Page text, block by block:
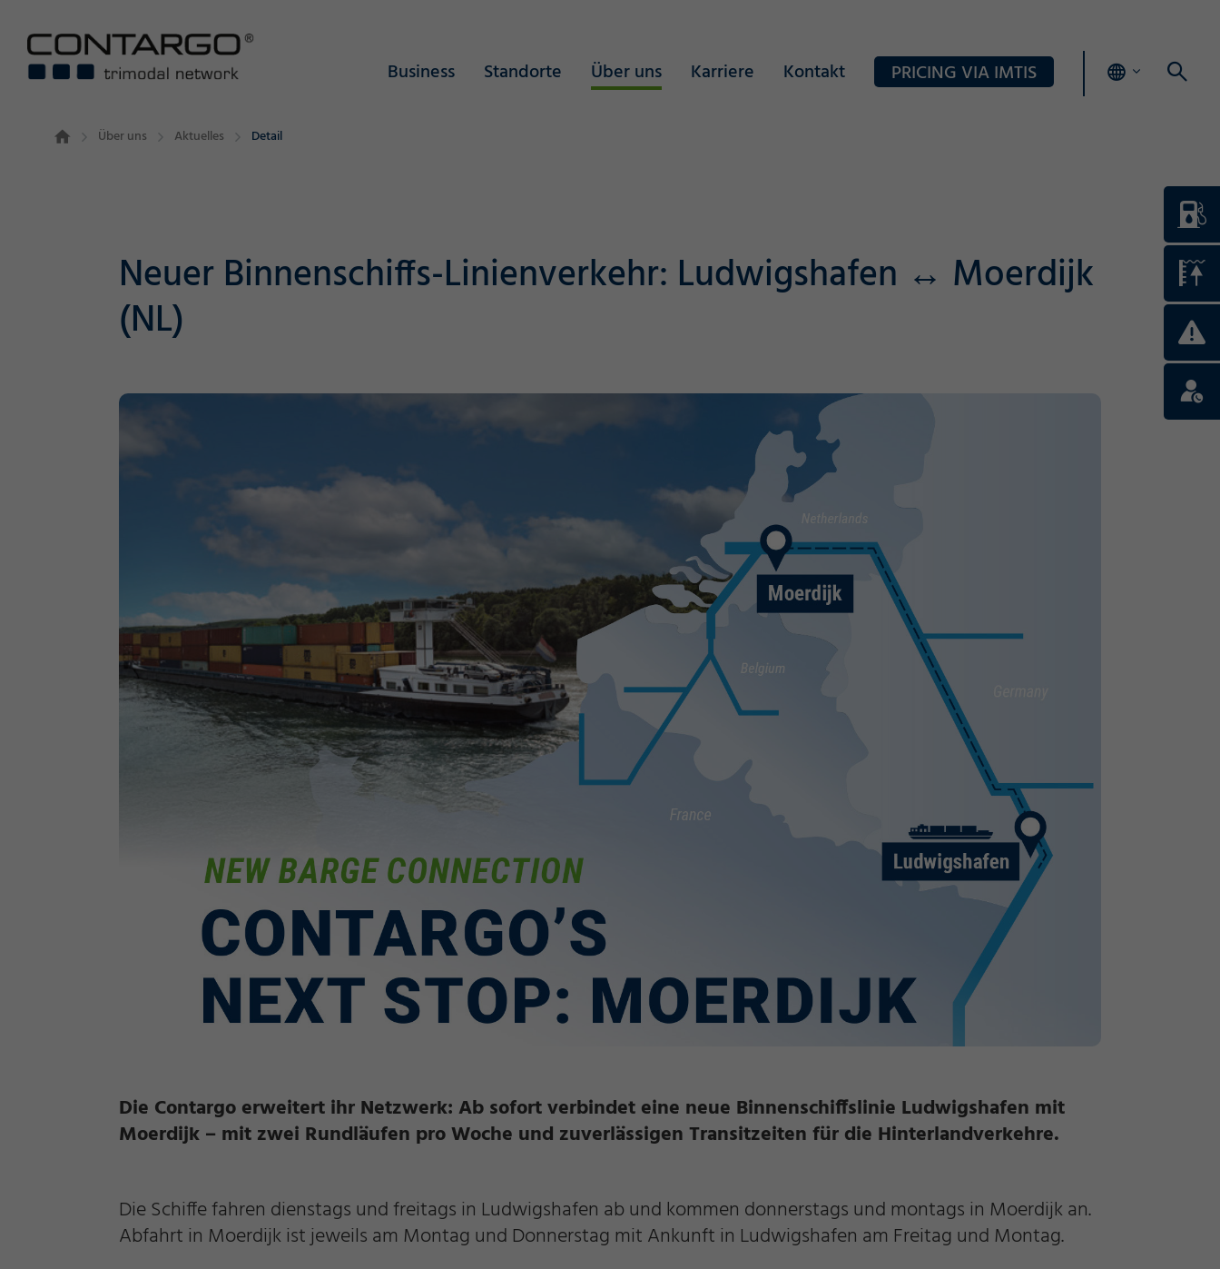
Login
Business Standorte Über uns Karriere Kontakt PRICING VIA IMTIS
Über uns Aktuelles Detail
Neuer Binnenschiffs-Linienverkehr: Ludwigshafen ↔ Moerdijk
(NL)
Die Contargo erweitert ihr Netzwerk: Ab sofort verbindet eine neue Binnenschiffslinie Ludwigshafen mit
Moerdijk – mit zwei Rundläufen pro Woche und zuverlässigen Transitzeiten für die Hinterlandverkehre.
Die Schiffe fahren dienstags und freitags in Ludwigshafen ab und kommen donnerstags und montags in Moerdijk an.
Abfahrt in Moerdijk ist jeweils am Montag und Donnerstag mit Ankunft in Ludwigshafen am Freitag und Montag.
Cookie Informationen anzeigen
Marketing und Statistik